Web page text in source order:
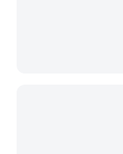
Pourquoi
Meilleurs spots
1. Lake Tahoe,